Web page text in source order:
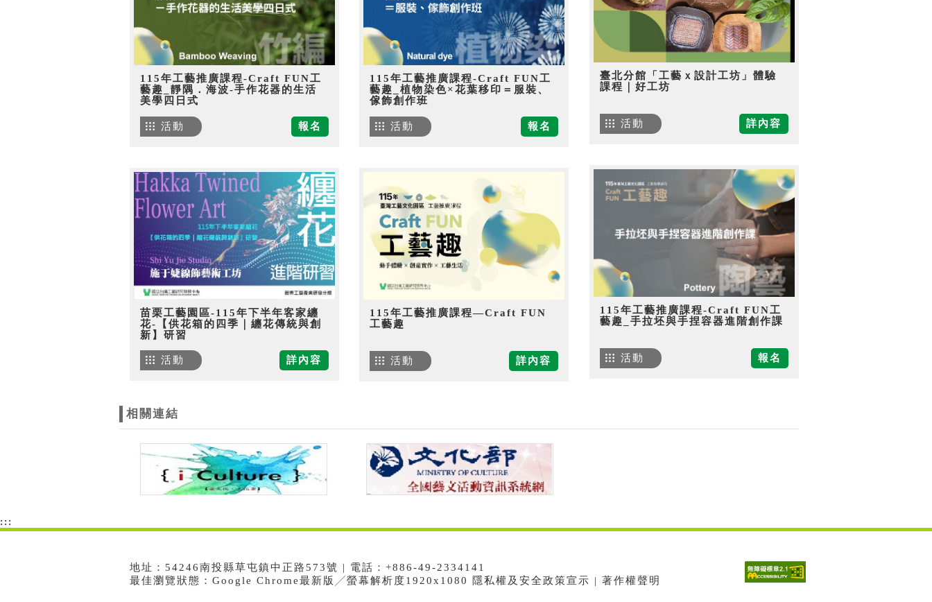
115年工藝推廣課程-Craft FUN工
藝趣_靜隅．海波-手作花器的生活
美學四日式
報名
活動
115年工藝推廣課程-Craft FUN工
藝趣_植物染色×花葉移印＝服裝、
傢飾創作班
報名
活動
臺北分館「工藝ｘ設計工坊」體驗
課程｜好工坊
詳內容
活動
115年工藝推廣課程-Craft FUN工
藝趣_手拉坯與手捏容器進階創作課
報名
活動
苗栗工藝園區-115年下半年客家纏
花-【供花箱的四季｜纏花傳統與創
新】研習
詳內容
活動
115年工藝推廣課程—Craft FUN
工藝趣
詳內容
活動
相關連結
:::
地址：54246南投縣草屯鎮中正路573號 | 電話：+886-49-2334141
最佳瀏覽狀態：Google Chrome最新版╱螢幕解析度1920x1080 隱私權及安全政策宣示 | 著作權聲明